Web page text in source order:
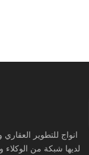
انواج للتطوير
لديها شبكة من